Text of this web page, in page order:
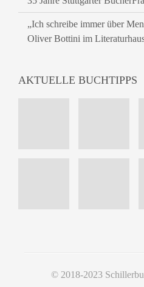
„Ich schreibe immer über
Oliver Bottini im
AKTUELLE BUCHTIPPS
© 2018-2023